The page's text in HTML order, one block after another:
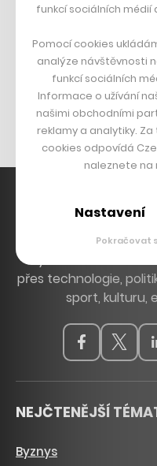
Bomma není tichá
Originální hodinky
Nábytek z betonu
Hlavní zdroj
hýbou Českem a
přes technologie,
sport, kulturu,
NEJČTENĚJŠÍ
Byznys
funkcí sociálních médií
Pomocí cookies
analýze návštěvnosti
funkcí sociálních
Informace o užívání
našimi obchodními
reklamy a analytiky.
cookies odpovídá
naleznete na
Nastavení
Pokračovat